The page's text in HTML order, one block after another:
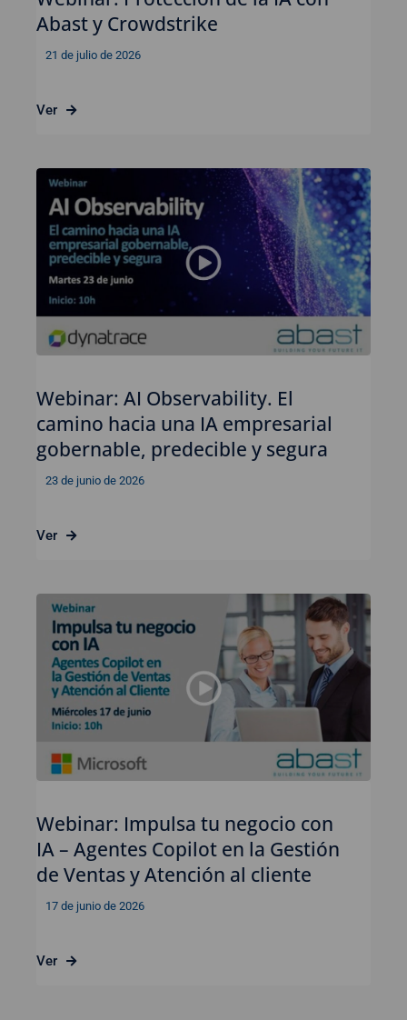
Abast y Crowdstrike
21 de julio de 2026
Ver
Webinar: AI Observability. El
camino hacia una IA empresarial
gobernable, predecible y segura
23 de junio de 2026
Ver
Webinar: Impulsa tu negocio con
IA – Agentes Copilot en la Gestión
de Ventas y Atención al cliente
17 de junio de 2026
Ver